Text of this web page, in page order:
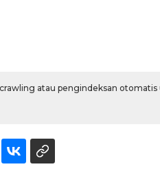
atau pengindeksan otomatis